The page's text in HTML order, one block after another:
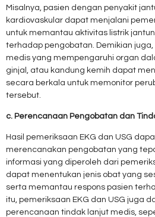
Misalnya, pasien dengan penyakit
kardiovaskular dapat menjalani
untuk memantau aktivitas listrik
terhadap pengobatan. Demikian
medis yang mempengaruhi organ
ginjal, atau kandung kemih dapat
secara berkala untuk memonitor
tersebut.
c. Perencanaan Pengobatan dan
Hasil pemeriksaan EKG dan USG
merencanakan pengobatan yang
informasi yang diperoleh dari
dapat menentukan jenis obat yang
serta memantau respons pasien
itu, pemeriksaan EKG dan USG juga
perencanaan tindak lanjut medis,